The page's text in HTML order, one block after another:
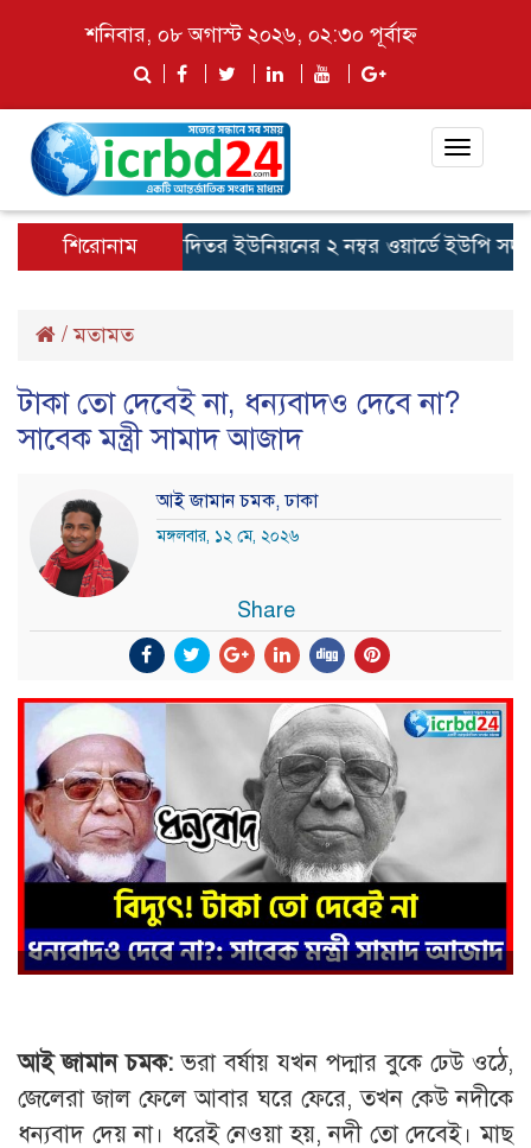
শনিবার, ০৮ অগাস্ট ২০২৬, ০২:৩০ পূর্বাহ্ন
Toggle
শিরোনাম
আলমবিদিতর ইউনিয়নের ২ নম্বর ওয়ার্ডে ইউপি সদস্য
/মতামত
টাকা তো দেবেই না, ধন্যবাদও দেবে না?
সাবেক মন্ত্রী সামাদ আজাদ
আই জামান চমক, ঢাকা
মঙ্গলবার, ১২ মে, ২০২৬
Share
আই জামান চমক:ভরা বর্ষায় যখন পদ্মার বুকে ঢেউ ওঠে,
জেলেরা জাল ফেলে আবার ঘরে ফেরে, তখন কেউ নদীকে
ধন্যবাদ দেয় না। ধরেই নেওয়া হয়, নদী তো দেবেই। মাছ